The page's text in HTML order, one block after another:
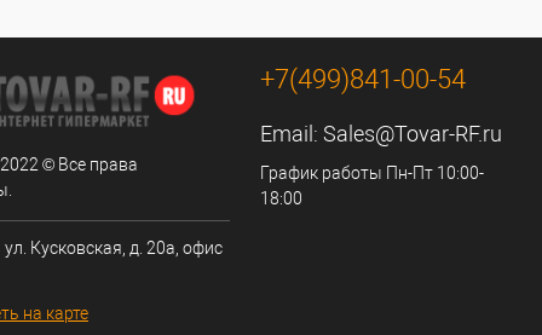
© Все права
ул. Кусковская, д. 20а, офис
на карте
+7(499)841-00-54
Email: Sales@Tovar-RF.ru
График работы Пн-Пт 10:00-
18:00